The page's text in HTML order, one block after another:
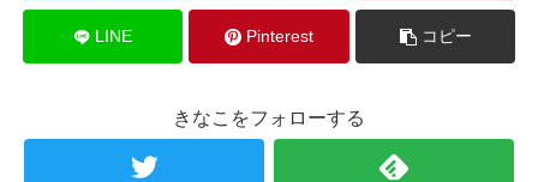
LINE Pinterest コピー
きなこをフォローする